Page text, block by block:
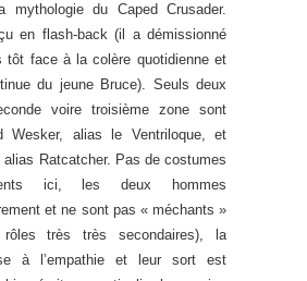
mythologie du Caped Crusader.
en flash-back (il a démissionné
tôt face à la colère quotidienne et
du jeune Bruce). Seuls deux
voire troisième zone sont
Wesker, alias le Ventriloque, et
alias Ratcatcher. Pas de costumes
ici, les deux hommes
et ne sont pas « méchants »
très très secondaires), la
à l’empathie et leur sort est